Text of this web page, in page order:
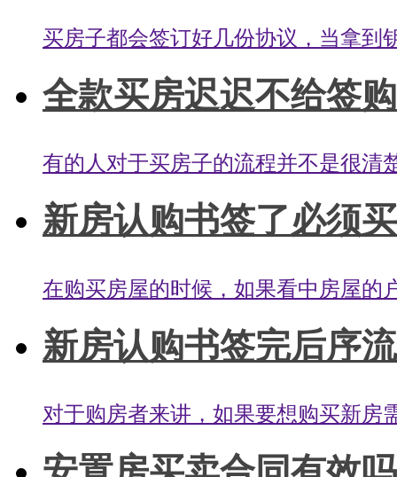
买房子都会签订好几份协议，当拿到
全款买房迟迟不给签
有的人对于买房子的流程并不是很清
新房认购书签了必须
在购买房屋的时候，如果看中房屋的
新房认购书签完后序
对于购房者来讲，如果要想购买新房